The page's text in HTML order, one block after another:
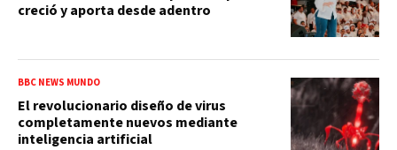
creció y aporta desde adentro
BBC NEWS MUNDO
El revolucionario diseño de virus
completamente nuevos mediante
inteligencia artificial